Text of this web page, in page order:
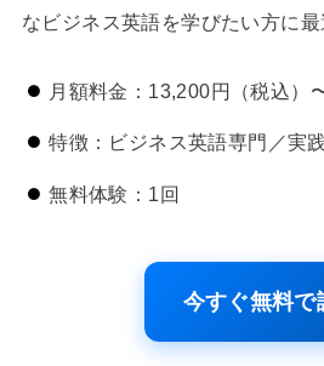
なビジネス英語を学びたい方に最
月額料金：13,200円（税込）
特徴：ビジネス英語専門／実
無料体験：1回
今すぐ無料で